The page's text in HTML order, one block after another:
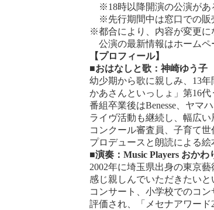
※18時以降開演の公演があ
※先行期間中は窓口での販
※都合により、内容が変更に
公演の最新情報はホームペ
【プロフィール】
■おはなしと歌：神崎ゆう子
幼少期から歌に親しみ、13
かあさんといっしょ」第16
番組卒業後はBenesse、ヤマ
ライヴ活動も継続し、幅広
コンクール審査員、子育て
プロデュースと朗読による
■演奏： Music Players おか
2002年に埼玉県出身の東京
感じ親しんでいただきたい
コンサート、小学校でのコ
評価され、「メセナアワード